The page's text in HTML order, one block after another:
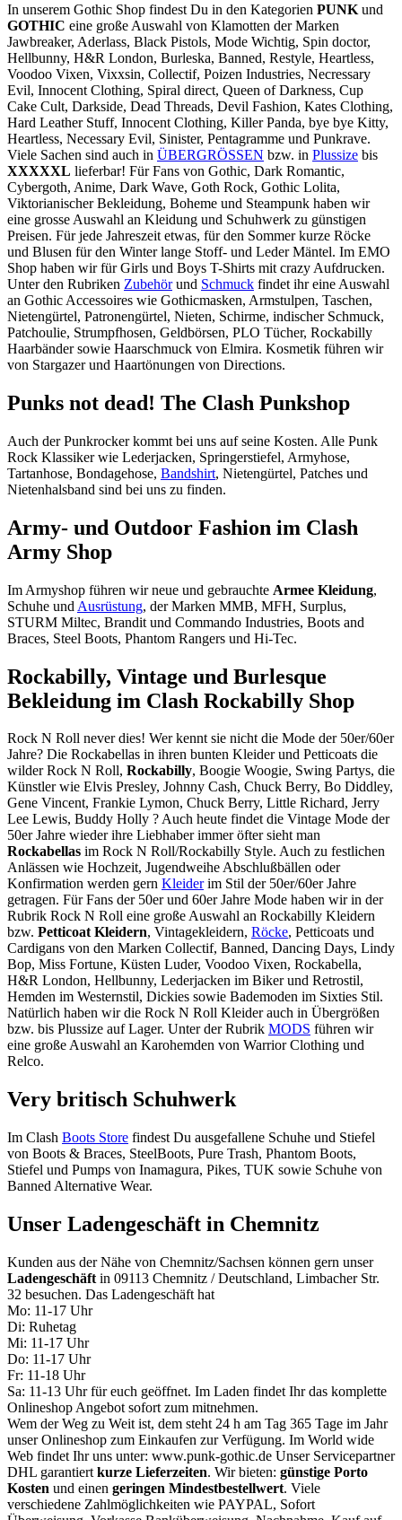
In unserem Gothic Shop findest Du in den Kategorien PUNK und
GOTHIC eine große Auswahl von Klamotten der Marken
Jawbreaker, Aderlass, Black Pistols, Mode Wichtig, Spin doctor,
Hellbunny, H&R London, Burleska, Banned, Restyle, Heartless,
Voodoo Vixen, Vixxsin, Collectif, Poizen Industries, Necressary
Evil, Innocent Clothing, Spiral direct, Queen of Darkness, Cup
Cake Cult, Darkside, Dead Threads, Devil Fashion, Kates Clothing,
Hard Leather Stuff, Innocent Clothing, Killer Panda, bye bye Kitty,
Heartless, Necessary Evil, Sinister, Pentagramme und Punkrave.
Viele Sachen sind auch in ÜBERGRÖSSEN bzw. in Plussize bis
XXXXXL lieferbar! Für Fans von Gothic, Dark Romantic,
Cybergoth, Anime, Dark Wave, Goth Rock, Gothic Lolita,
Viktorianischer Bekleidung, Boheme und Steampunk haben wir
eine grosse Auswahl an Kleidung und Schuhwerk zu günstigen
Preisen. Für jede Jahreszeit etwas, für den Sommer kurze Röcke
und Blusen für den Winter lange Stoff- und Leder Mäntel. Im EMO
Shop haben wir für Girls und Boys T-Shirts mit crazy Aufdrucken.
Unter den Rubriken Zubehörund Schmuck findet ihr eine Auswahl
an Gothic Accessoires wie Gothicmasken, Armstulpen, Taschen,
Nietengürtel, Patronengürtel, Nieten, Schirme, indischer Schmuck,
Patchoulie, Strumpfhosen, Geldbörsen, PLO Tücher, Rockabilly
Haarbänder sowie Haarschmuck von Elmira. Kosmetik führen wir
von Stargazer und Haartönungen von Directions.
Punks not dead! The Clash Punkshop
Auch der Punkrocker kommt bei uns auf seine Kosten. Alle Punk
Rock Klassiker wie Lederjacken, Springerstiefel, Armyhose,
Tartanhose, Bondagehose, Bandshirt, Nietengürtel, Patches und
Nietenhalsband sind bei uns zu finden.
Army- und Outdoor Fashion im Clash
Army Shop
Im Armyshop führen wir neue und gebrauchte Armee Kleidung,
Schuhe und Ausrüstung, der Marken MMB, MFH, Surplus,
STURM Miltec, Brandit und Commando Industries, Boots and
Braces, Steel Boots, Phantom Rangers und Hi-Tec.
Rockabilly, Vintage und Burlesque
Bekleidung im Clash Rockabilly Shop
Rock N Roll never dies! Wer kennt sie nicht die Mode der 50er/60er
Jahre? Die Rockabellas in ihren bunten Kleider und Petticoats die
wilder Rock N Roll, Rockabilly, Boogie Woogie, Swing Partys, die
Künstler wie Elvis Presley, Johnny Cash, Chuck Berry, Bo Diddley,
Gene Vincent, Frankie Lymon, Chuck Berry, Little Richard, Jerry
Lee Lewis, Buddy Holly ? Auch heute findet die Vintage Mode der
50er Jahre wieder ihre Liebhaber immer öfter sieht man
Rockabellas im Rock N Roll/Rockabilly Style. Auch zu festlichen
Anlässen wie Hochzeit, Jugendweihe Abschlußbällen oder
Konfirmation werden gern Kleiderim Stil der 50er/60er Jahre
getragen. Für Fans der 50er und 60er Jahre Mode haben wir in der
Rubrik Rock N Roll eine große Auswahl an Rockabilly Kleidern
bzw. Petticoat Kleidern, Vintagekleidern, Röcke, Petticoats und
Cardigans von den Marken Collectif, Banned, Dancing Days, Lindy
Bop, Miss Fortune, Küsten Luder, Voodoo Vixen, Rockabella,
H&R London, Hellbunny, Lederjacken im Biker und Retrostil,
Hemden im Westernstil, Dickies sowie Bademoden im Sixties Stil.
Natürlich haben wir die Rock N Roll Kleider auch in Übergrößen
bzw. bis Plussize auf Lager. Unter der Rubrik MODS führen wir
eine große Auswahl an Karohemden von Warrior Clothing und
Relco.
Very britisch Schuhwerk
Im Clash Boots Store findest Du ausgefallene Schuhe und Stiefel
von Boots & Braces, SteelBoots, Pure Trash, Phantom Boots,
Stiefel und Pumps von Inamagura, Pikes, TUK sowie Schuhe von
Banned Alternative Wear.
Unser Ladengeschäft in Chemnitz
Kunden aus der Nähe von Chemnitz/Sachsen können gern unser
Ladengeschäft in 09113 Chemnitz / Deutschland, Limbacher Str.
32 besuchen. Das Ladengeschäft hat
Mo: 11-17 Uhr
Di: Ruhetag
Mi: 11-17 Uhr
Do: 11-17 Uhr
Fr: 11-18 Uhr
Sa: 11-13 Uhr für euch geöffnet. Im Laden findet Ihr das komplette
Onlineshop Angebot sofort zum mitnehmen.
Wem der Weg zu Weit ist, dem steht 24 h am Tag 365 Tage im Jahr
unser Onlineshop zum Einkaufen zur Verfügung. Im World wide
Web findet Ihr uns unter: www.punk-gothic.de Unser Servicepartner
DHL garantiert kurze Lieferzeiten. Wir bieten: günstige Porto
Kosten und einen geringen Mindestbestellwert. Viele
verschiedene Zahlmöglichkeiten wie PAYPAL, Sofort